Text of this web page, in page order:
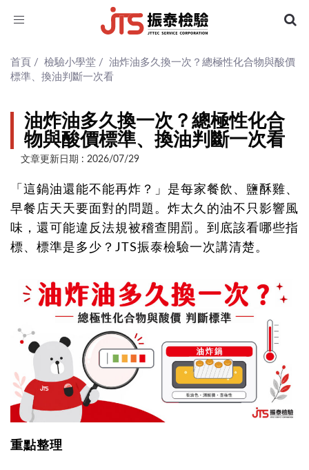
Toggle
首頁 / 檢驗小學堂 / 油炸油多久換一次？總極性化合物與酸價
標準、換油判斷一次看
油炸油多久換一次？總極性化合
物與酸價標準、換油判斷一次看
文章更新日期 : 2026/07/29
「這鍋油還能不能再炸？」是每家餐飲、鹽酥雞、
早餐店天天要面對的問題。炸太久的油不只影響風
味，還可能違反法規被稽查開罰。到底該看哪些指
標、標準是多少？JTS振泰檢驗一次講清楚。
重點整理